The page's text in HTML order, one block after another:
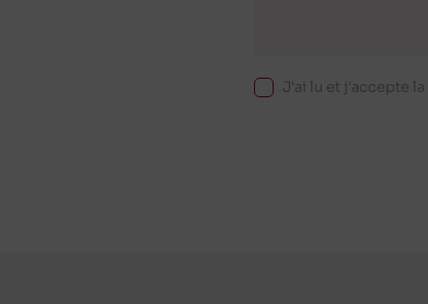
J'ai lu et j'accepte la